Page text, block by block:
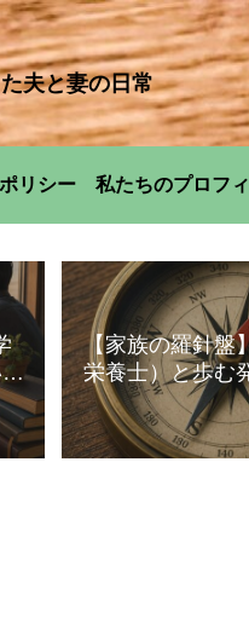
夫と妻の日常
リシー 私たちのプロフ
【家族の羅針盤
栄養士）と歩む